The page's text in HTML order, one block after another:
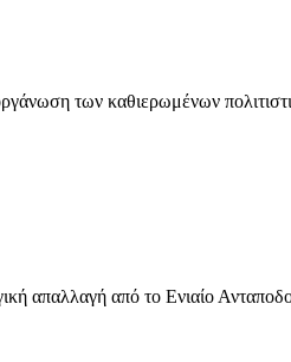
των καθιερωμένων
απαλλαγή από το Ενιαίο